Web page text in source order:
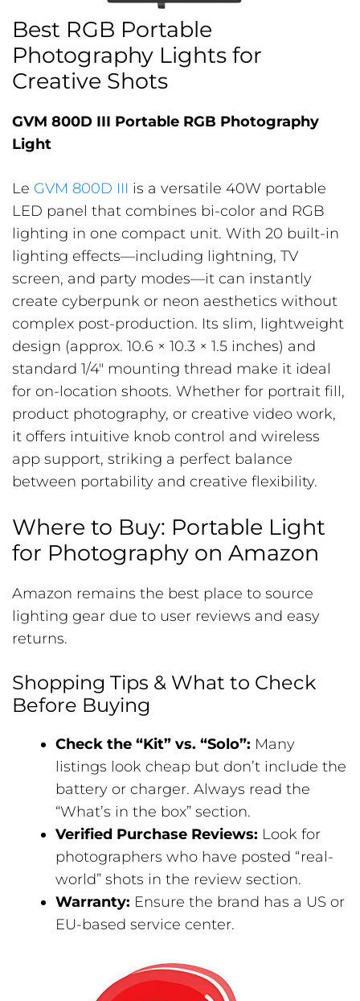
Best RGB Portable
Photography Lights for
Creative Shots
GVM 800D III Portable RGB Photography
Light
Le GVM 800D III is a versatile 40W portable
LED panel that combines bi-color and RGB
lighting in one compact unit. With 20 built-in
lighting effects—including lightning, TV
screen, and party modes—it can instantly
create cyberpunk or neon aesthetics without
complex post-production. Its slim, lightweight
design (approx. 10.6 × 10.3 × 1.5 inches) and
standard 1/4″ mounting thread make it ideal
for on-location shoots. Whether for portrait fill,
product photography, or creative video work,
it offers intuitive knob control and wireless
app support, striking a perfect balance
between portability and creative flexibility.
Where to Buy: Portable Light
for Photography on Amazon
Amazon remains the best place to source
lighting gear due to user reviews and easy
returns.
Shopping Tips & What to Check
Before Buying
Check the “Kit” vs. “Solo”: Many
listings look cheap but don’t include the
battery or charger. Always read the
“What’s in the box” section.
Verified Purchase Reviews: Look for
photographers who have posted “real-
world” shots in the review section.
Warranty: Ensure the brand has a US or
EU-based service center.